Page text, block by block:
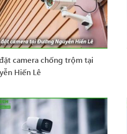
camera chống trộm tại
Hiến Lê